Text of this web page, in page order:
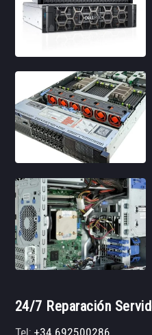
24/7 Reparación
Tel:+34 692500286